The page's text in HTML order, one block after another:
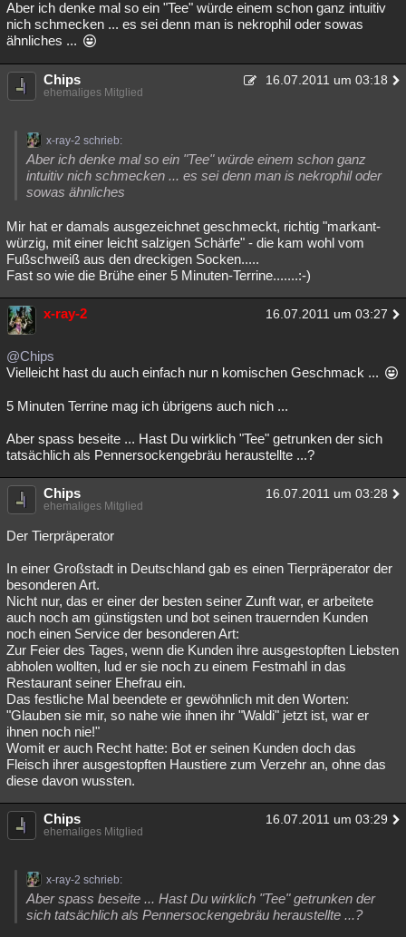
Aber ich denke mal so ein "Tee" würde einem schon ganz intuitiv
nich schmecken ... es sei denn man is nekrophil oder sowas
ähnliches ...
Chips 16.07.2011 um 03:18
ehemaliges Mitglied
x-ray-2 schrieb:
Aber ich denke mal so ein "Tee" würde einem schon ganz
intuitiv nich schmecken ... es sei denn man is nekrophil oder
sowas ähnliches
Mir hat er damals ausgezeichnet geschmeckt, richtig "markant-
würzig, mit einer leicht salzigen Schärfe" - die kam wohl vom
Fußschweiß aus den dreckigen Socken.....
Fast so wie die Brühe einer 5 Minuten-Terrine.......:-)
x-ray-2 16.07.2011 um 03:27
@Chips
Vielleicht hast du auch einfach nur n komischen Geschmack ...
5 Minuten Terrine mag ich übrigens auch nich ...
Aber spass beseite ... Hast Du wirklich "Tee" getrunken der sich
tatsächlich als Pennersockengebräu heraustellte ...?
Chips 16.07.2011 um 03:28
ehemaliges Mitglied
Der Tierpräperator
In einer Großstadt in Deutschland gab es einen Tierpräperator der
besonderen Art.
Nicht nur, das er einer der besten seiner Zunft war, er arbeitete
auch noch am günstigsten und bot seinen trauernden Kunden
noch einen Service der besonderen Art:
Zur Feier des Tages, wenn die Kunden ihre ausgestopften Liebsten
abholen wollten, lud er sie noch zu einem Festmahl in das
Restaurant seiner Ehefrau ein.
Das festliche Mal beendete er gewöhnlich mit den Worten:
"Glauben sie mir, so nahe wie ihnen ihr "Waldi" jetzt ist, war er
ihnen noch nie!"
Womit er auch Recht hatte: Bot er seinen Kunden doch das
Fleisch ihrer ausgestopften Haustiere zum Verzehr an, ohne das
diese davon wussten.
Chips 16.07.2011 um 03:29
ehemaliges Mitglied
x-ray-2 schrieb:
Aber spass beseite ... Hast Du wirklich "Tee" getrunken der
sich tatsächlich als Pennersockengebräu heraustellte ...?